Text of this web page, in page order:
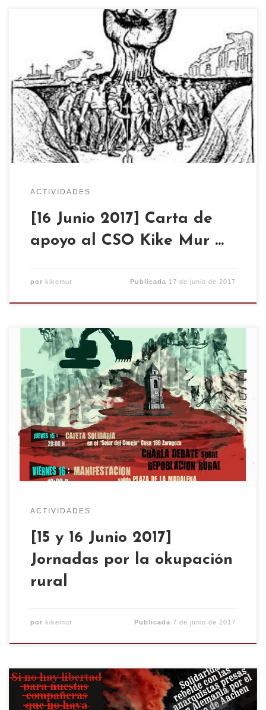
Somos conscientes de que estamos viviendo un
momento en el que los Centros Sociales están
siendo cuestionados en todo el Estado, somos
conscientes de que quieren ensuciar todo lo
creado desde la auto-organización de las
personas, somos conscientes de que quieren
romper las redes de solidaridad que se generan
en […]
ACTIVIDADES
[16 Junio 2017] Carta de
apoyo al CSO Kike Mur …
por kikemur Publicada 17 de junio de 2017
La próxima semana los dias 15 y 16 de junio no te
pierdas 2 días de reinvindicación y agitación
rural. El jueves 15 a partir de las 20h cafeta
solidaria en en el solar Francisco Ascaso (antiguo
solar del conejo), con una charla-debate sobre la
repoblación rural. Y el viernes […]
ACTIVIDADES
[15 y 16 Junio 2017]
Jornadas por la okupación
rural
por kikemur Publicada7 de junio de 2017
Con motivo de la sentencia del juicio a las